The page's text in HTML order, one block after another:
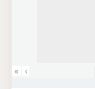
« ‹